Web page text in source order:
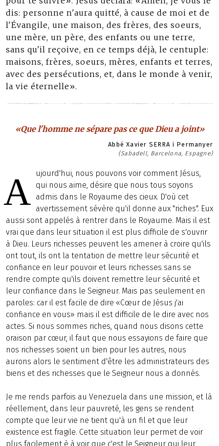
dis: personne n'aura quitté, à cause de moi et de
l'Évangile, une maison, des frères, des soeurs,
une mère, un père, des enfants ou une terre,
sans qu'il reçoive, en ce temps déjà, le centuple:
maisons, frères, soeurs, mères, enfants et terres,
avec des persécutions, et, dans le monde à venir,
la vie éternelle».
«Que l'homme ne sépare pas ce que Dieu a joint»
Abbé Xavier SERRA i Permanyer
(Sabadell, Barcelona, Espagne)
A
ujourd'hui, nous pouvons voir comment Jésus,
qui nous aime, désire que nous tous soyons
admis dans le Royaume des cieux. D'où cet
avertissement sévère qu'il donne aux "riches". Eux
aussi sont appelés à rentrer dans le Royaume. Mais il est
vrai que dans leur situation il est plus difficile de s'ouvrir
à Dieu. Leurs richesses peuvent les amener à croire qu'ils
ont tout, ils ont la tentation de mettre leur sécurité et
confiance en leur pouvoir et leurs richesses sans se
rendre compte qu'ils doivent remettre leur sécurité et
leur confiance dans le Seigneur. Mais pas seulement en
paroles: car il est facile de dire «Cœur de Jésus j'ai
confiance en vous» mais il est difficile de le dire avec nos
actes. Si nous sommes riches, quand nous disons cette
oraison par cœur, il faut que nous essayions de faire que
nos richesses soient un bien pour les autres, nous
aurons alors le sentiment d'être les administrateurs des
biens et des richesses que le Seigneur nous a donnés.
Je me rends parfois au Venezuela dans une mission, et là
réellement, dans leur pauvreté, les gens se rendent
compte que leur vie ne tient qu'à un fil et que leur
existence est fragile. Cette situation leur permet de voir
plus facilement è à voir que c'est le Seigneur qui leur